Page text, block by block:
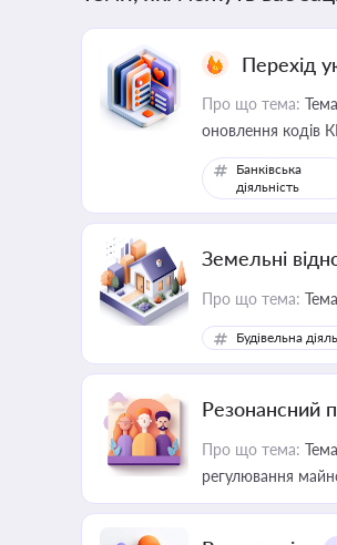
Перехід
Про що тема:
оновлення кодів
Банківська
діяльність
Земельні
Про що тема:
Будівельна
Резонансний
Про що тема:
регулювання